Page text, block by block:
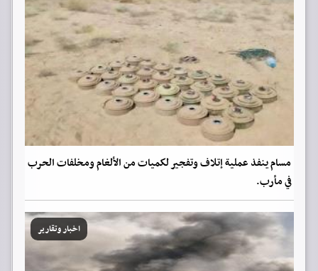
مسام ينفذ عملية إتلاف وتفجير لكميات من الألغام ومخلفات الحرب
في مأرب.
اخبار وتقارير